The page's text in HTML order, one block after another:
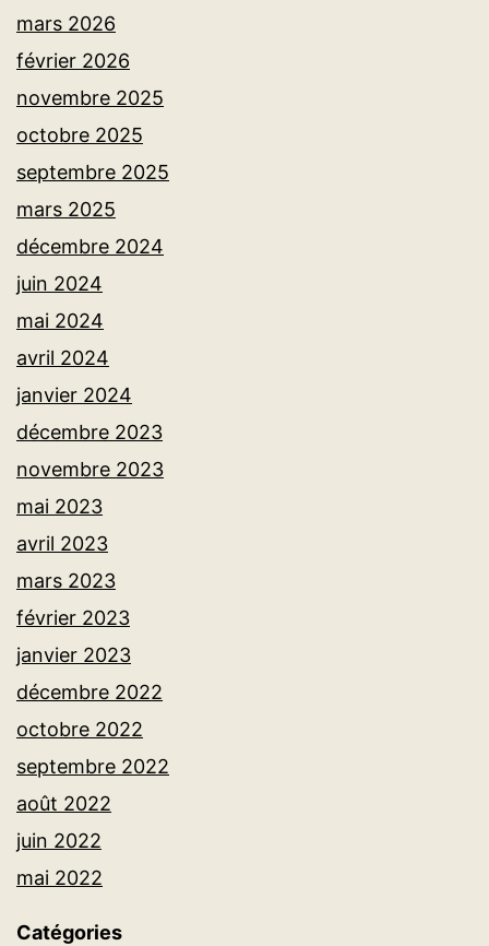
mars 2026
février 2026
novembre 2025
octobre 2025
septembre 2025
mars 2025
décembre 2024
juin 2024
mai 2024
avril 2024
janvier 2024
décembre 2023
novembre 2023
mai 2023
avril 2023
mars 2023
février 2023
janvier 2023
décembre 2022
octobre 2022
septembre 2022
août 2022
juin 2022
mai 2022
Catégories